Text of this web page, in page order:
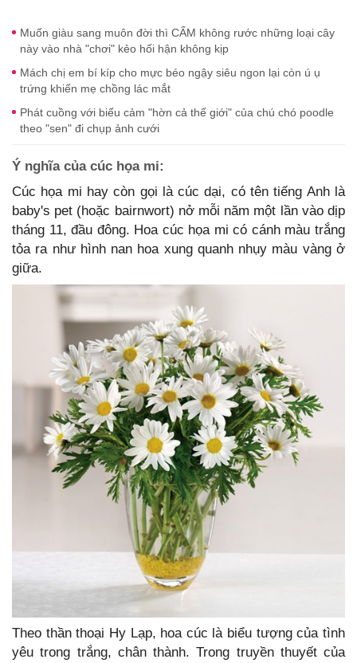
Muốn giàu sang muôn đời thì CẤM không rước những loại cây
này vào nhà "chơi" kẻo hối hận không kịp
Mách chị em bí kíp cho mực béo ngậy siêu ngon lại còn ú ụ
trứng khiến mẹ chồng lác mắt
Phát cuồng với biểu cảm "hờn cả thế giới" của chú chó poodle
theo "sen" đi chụp ảnh cưới
Ý nghĩa của cúc họa mi:
Cúc họa mi hay còn gọi là cúc dại, có tên tiếng Anh là
baby's pet (hoặc bairnwort) nở mỗi năm một lần vào dịp
tháng 11, đầu đông. Hoa cúc họa mi có cánh màu trắng
tỏa ra như hình nan hoa xung quanh nhụy màu vàng ở
giữa.
Theo thần thoại Hy Lạp, hoa cúc là biểu tượng của tình
yêu trong trắng, chân thành. Trong truyền thuyết của